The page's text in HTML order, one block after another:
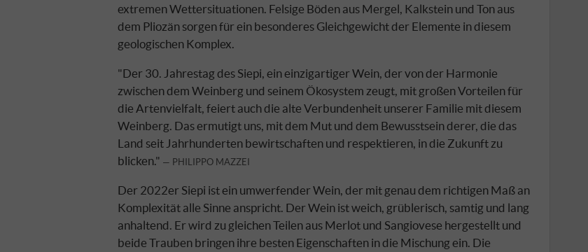
extremen Wettersituationen. Felsige Böden aus Mergel, Kalkstein und Ton aus
dem Pliozän sorgen für ein besonderes Gleichgewicht der Elemente in diesem
geologischen Komplex.
"Der 30. Jahrestag des Siepi, ein einzigartiger Wein, der von der Harmonie
zwischen dem Weinberg und seinem Ökosystem zeugt, mit großen Vorteilen für
die Artenvielfalt, feiert auch die alte Verbundenheit unserer Familie mit diesem
Weinberg. Das ermutigt uns, mit dem Mut und dem Bewusstsein derer, die das
Land seit Jahrhunderten bewirtschaften und respektieren, in die Zukunft zu
blicken."
PHILIPPO MAZZEI
Der 2022er Siepi ist ein umwerfender Wein, der mit genau dem richtigen Maß an
Komplexität alle Sinne anspricht. Der Wein ist weich, grüblerisch, samtig und lang
anhaltend. Er wird zu gleichen Teilen aus Merlot und Sangiovese hergestellt und
beide Trauben bringen ihre besten Eigenschaften in die Mischung ein. Die